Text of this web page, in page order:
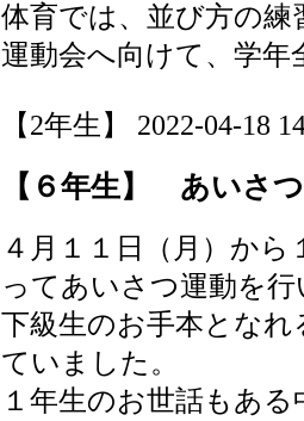
体育では、並び方の
運動会へ向けて、学
【2年生】 2022-04-18
【６年生】 あいさ
４月１１日（月）か
ってあいさつ運動を
下級生のお手本とな
ていました。
１年生のお世話もあ